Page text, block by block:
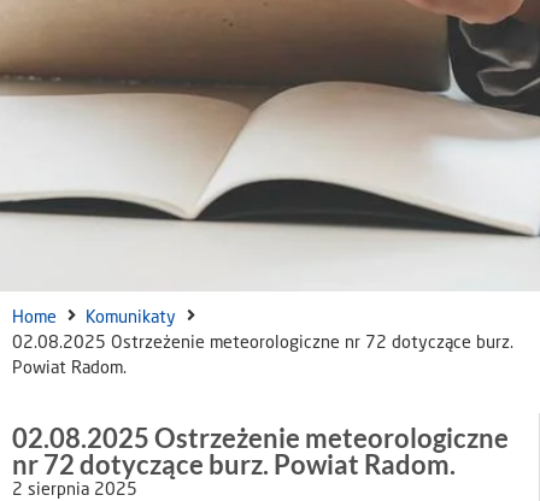
Home
Komunikaty
02.08.2025 Ostrzeżenie meteorologiczne nr 72 dotyczące burz.
Powiat Radom.
02.08.2025 Ostrzeżenie meteorologiczne
nr 72 dotyczące burz. Powiat Radom.
2 sierpnia 2025